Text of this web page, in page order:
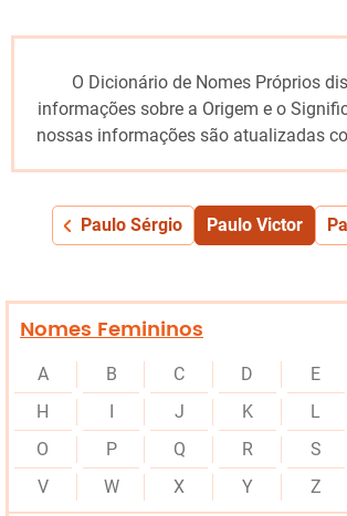
O Dicionário de Nomes Próprios
informações sobre a Origem e o
nossas informações são atualizadas
Paulo Sérgio Paulo Victor
Nomes Femininos
A B C D E
H
I J K L
O
P Q R S
V
W X Y Z